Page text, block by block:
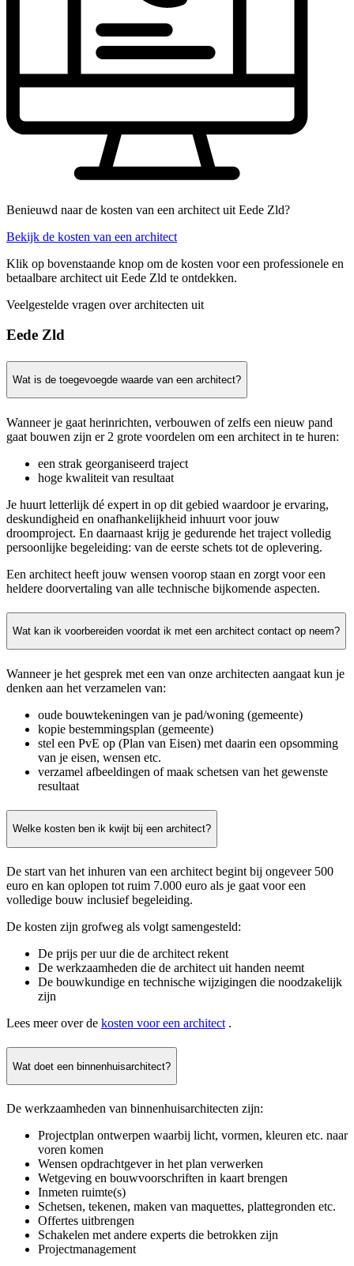
Benieuwd naar de kosten van een architect uit Eede Zld?
Bekijk de kosten van een architect
Klik op bovenstaande knop om de kosten voor een professionele en
betaalbare architect uit Eede Zld te ontdekken.
Veelgestelde vragen over architecten uit
Eede Zld
Wat is de toegevoegde waarde van een architect?
Wanneer je gaat herinrichten, verbouwen of zelfs een nieuw pand
gaat bouwen zijn er 2 grote voordelen om een architect in te huren:
een strak georganiseerd traject
hoge kwaliteit van resultaat
Je huurt letterlijk dé expert in op dit gebied waardoor je ervaring,
deskundigheid en onafhankelijkheid inhuurt voor jouw
droomproject. En daarnaast krijg je gedurende het traject volledig
persoonlijke begeleiding: van de eerste schets tot de oplevering.
Een architect heeft jouw wensen voorop staan en zorgt voor een
heldere doorvertaling van alle technische bijkomende aspecten.
Wat kan ik voorbereiden voordat ik met een architect contact op neem?
Wanneer je het gesprek met een van onze architecten aangaat kun je
denken aan het verzamelen van:
oude bouwtekeningen van je pad/woning (gemeente)
kopie bestemmingsplan (gemeente)
stel een PvE op (Plan van Eisen) met daarin een opsomming
van je eisen, wensen etc.
verzamel afbeeldingen of maak schetsen van het gewenste
resultaat
Welke kosten ben ik kwijt bij een architect?
De start van het inhuren van een architect begint bij ongeveer 500
euro en kan oplopen tot ruim 7.000 euro als je gaat voor een
volledige bouw inclusief begeleiding.
De kosten zijn grofweg als volgt samengesteld:
De prijs per uur die de architect rekent
De werkzaamheden die de architect uit handen neemt
De bouwkundige en technische wijzigingen die noodzakelijk
zijn
Lees meer over de kosten voor een architect .
Wat doet een binnenhuisarchitect?
De werkzaamheden van binnenhuisarchitecten zijn:
Projectplan ontwerpen waarbij licht, vormen, kleuren etc. naar
voren komen
Wensen opdrachtgever in het plan verwerken
Wetgeving en bouwvoorschriften in kaart brengen
Inmeten ruimte(s)
Schetsen, tekenen, maken van maquettes, plattegronden etc.
Offertes uitbrengen
Schakelen met andere experts die betrokken zijn
Projectmanagement